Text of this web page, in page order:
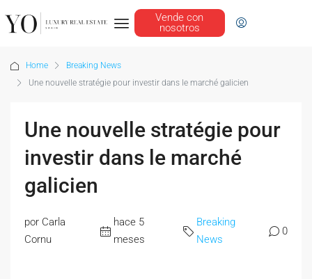
Vende con
nosotros
Home
Breaking News
Une nouvelle stratégie pour investir dans le marché galicien
Une nouvelle stratégie pour
investir dans le marché
galicien
por Carla
Cornu
hace 5
meses
Breaking
News
0